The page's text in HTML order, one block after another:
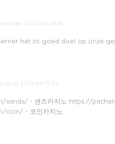
2020 om 14:43
het zo goed doet op onze
August 2021 om 13:53
sands/ - 샌즈카지노 https://
coin/ - 코인카지노